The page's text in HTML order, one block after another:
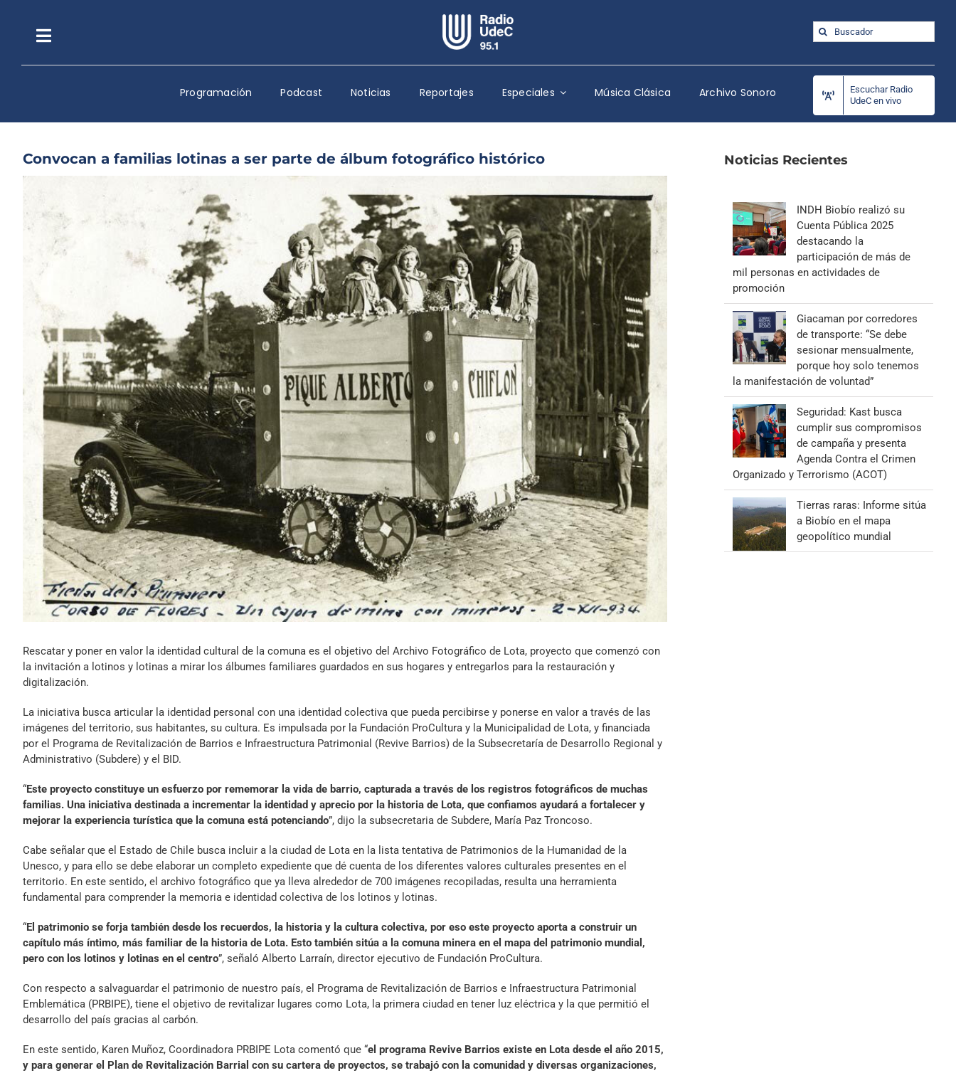
contenidoToggle
Navigation
Escuchar Radio UdeC en vivo
Quiénes Somos
Programación
Podcast
Reportajes
Columnas
Música Clásica
Especiales
Archivo Sonoro
Buscar:
Programación Podcast Noticias Reportajes Especiales Música Clásica Archivo Sonoro
Escuchar Radio
UdeC en vivo
Convocan a familias lotinas a ser parte de álbum fotográfico histórico
más
grande
Rescatar y poner en valor la identidad cultural de la comuna es el objetivo del Archivo Fotográfico de Lota, proyecto que comenzó con
la invitación a lotinos y lotinas a mirar los álbumes familiares guardados en sus hogares y entregarlos para la restauración y
digitalización.
La iniciativa busca articular la identidad personal con una identidad colectiva que pueda percibirse y ponerse en valor a través de las
imágenes del territorio, sus habitantes, su cultura. Es impulsada por la Fundación ProCultura y la Municipalidad de Lota, y financiada
por el Programa de Revitalización de Barrios e Infraestructura Patrimonial (Revive Barrios) de la Subsecretaría de Desarrollo Regional y
Administrativo (Subdere) y el BID.
“Este proyecto constituye un esfuerzo por rememorar la vida de barrio, capturada a través de los registros fotográficos de muchas
familias. Una iniciativa destinada a incrementar la identidad y aprecio por la historia de Lota, que confiamos ayudará a fortalecer y
mejorar la experiencia turística que la comuna está potenciando”, dijo la subsecretaria de Subdere, María Paz Troncoso.
Cabe señalar que el Estado de Chile busca incluir a la ciudad de Lota en la lista tentativa de Patrimonios de la Humanidad de la
Unesco, y para ello se debe elaborar un completo expediente que dé cuenta de los diferentes valores culturales presentes en el
territorio. En este sentido, el archivo fotográfico que ya lleva alrededor de 700 imágenes recopiladas, resulta una herramienta
fundamental para comprender la memoria e identidad colectiva de los lotinos y lotinas.
“El patrimonio se forja también desde los recuerdos, la historia y la cultura colectiva, por eso este proyecto aporta a construir un
capítulo más íntimo, más familiar de la historia de Lota. Esto también sitúa a la comuna minera en el mapa del patrimonio mundial,
pero con los lotinos y lotinas en el centro”, señaló Alberto Larraín, director ejecutivo de Fundación ProCultura.
Con respecto a salvaguardar el patrimonio de nuestro país, el Programa de Revitalización de Barrios e Infraestructura Patrimonial
Emblemática (PRBIPE), tiene el objetivo de revitalizar lugares como Lota, la primera ciudad en tener luz eléctrica y la que permitió el
desarrollo del país gracias al carbón.
En este sentido, Karen Muñoz, Coordinadora PRBIPE Lota comentó que “el programa Revive Barrios existe en Lota desde el año 2015,
y para generar el Plan de Revitalización Barrial con su cartera de proyectos, se trabajó con la comunidad y diversas organizaciones,
Noticias Recientes
INDH Biobío realizó su
Cuenta Pública 2025
destacando la
participación de más de
mil personas en actividades de
promoción
Giacaman por corredores
de transporte: “Se debe
sesionar mensualmente,
porque hoy solo tenemos
la manifestación de voluntad”
Seguridad: Kast busca
cumplir sus compromisos
de campaña y presenta
Agenda Contra el Crimen
Organizado y Terrorismo (ACOT)
Tierras raras: Informe sitúa
a Biobío en el mapa
geopolítico mundial